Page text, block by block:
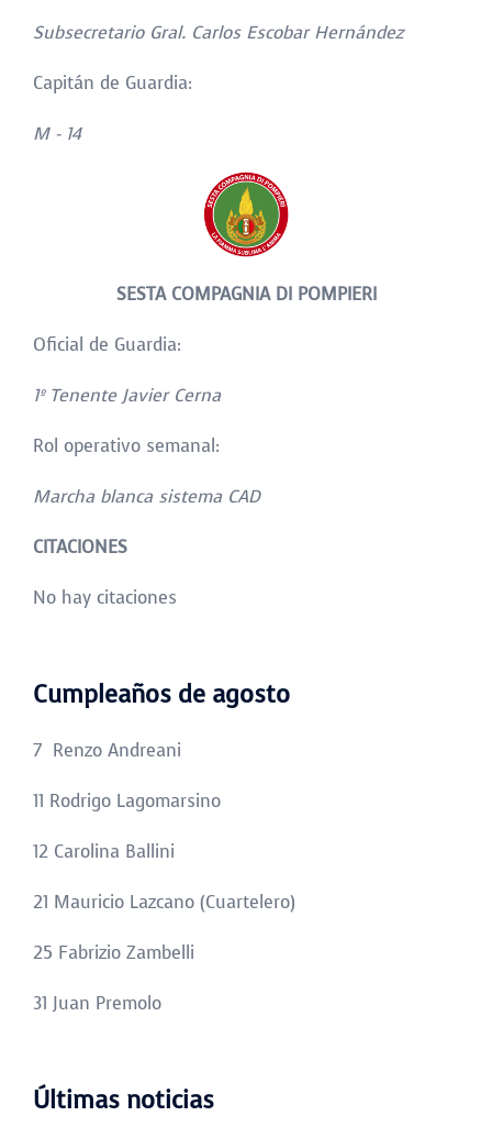
Subsecretario Gral. Carlos Escobar Hernández
Capitán de Guardia:
M - 14
SESTA COMPAGNIA DI POMPIERI
Oficial de Guardia:
1º Tenente Javier Cerna
Rol operativo semanal:
Marcha blanca sistema CAD
CITACIONES
No hay citaciones
Cumpleaños de agosto
7 Renzo Andreani
11 Rodrigo Lagomarsino
12 Carolina Ballini
21 Mauricio Lazcano (Cuartelero)
25 Fabrizio Zambelli
31 Juan Premolo
Últimas noticias